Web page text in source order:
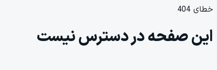
خطای 404
این صفحه در دسترس نیست